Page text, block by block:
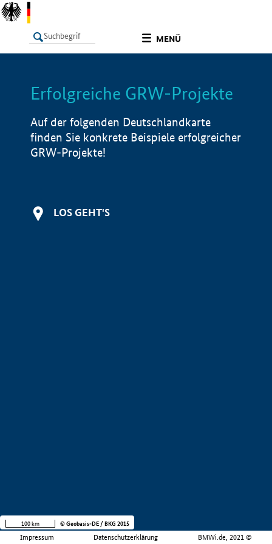
MENÜ
LISTE Info
Erfolgreiche GRW-Projekte
Auf der folgenden Deutschlandkarte
finden Sie konkrete Beispiele erfolgreicher
GRW-Projekte!
LOS GEHT'S
Impressum Datenschutzerklärung BMWi.de, 2021 ©
100 km © Geobasis-DE / BKG 2015